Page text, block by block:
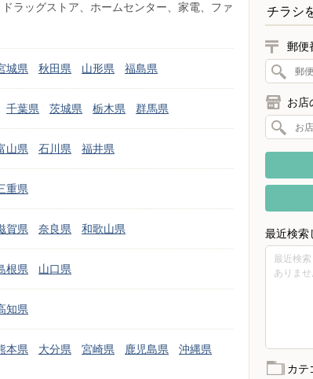
ラッグストア、ホームセンター、家電、ファ
城県 秋田県 山形県 福島県
千葉県 茨城県 栃木県 群馬県
山県 石川県 福井県
重県
賀県 奈良県 和歌山県
根県 山口県
知県
本県 大分県 宮崎県 鹿児島県 沖縄県
チラシ
郵便
お店
最近検索
最近検
ありませ
カテ